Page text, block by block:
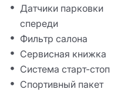
Датчики парковки
спереди
Фильтр салона
Сервисная книжка
Система старт-стоп
Спортивный пакет